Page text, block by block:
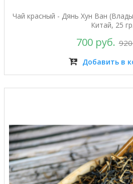
Чай красный - Дянь Хун Ван
Китай, 25 гр.
700 руб.
Добавить в